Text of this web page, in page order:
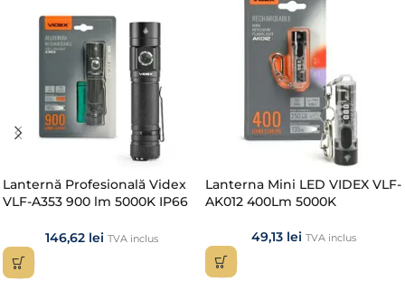
Lanternă Profesională Videx
VLF-A353 900 lm 5000K IP66
Powerbank | VIDEXLED
146,62 lei TVA inclus
Lanterna Mini LED VIDEX VLF-
AK012 400Lm 5000K
49,13 lei TVA inclus